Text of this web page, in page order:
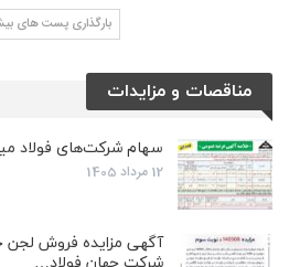
بارگذاری پست های
مناقصات و مزایدات
سهام شرکت‌های فولاد
12 مرداد 1405
آگهی مزایده فروش لجن